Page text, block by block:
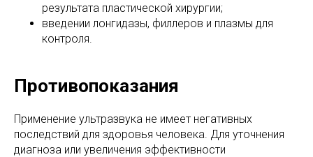
результата пластической хирургии;
введении лонгидазы, филлеров и плазмы для
контроля.
Противопоказания
Применение ультразвука не имеет негативных
последствий для здоровья человека. Для уточнения
диагноза или увеличения эффективности